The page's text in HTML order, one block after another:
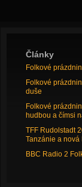
Články
Folkové
Folkové
duše
Folkové
hudbou a čímsi
TFF Rudolstadt
Tanzánie a nová
BBC Radio 2